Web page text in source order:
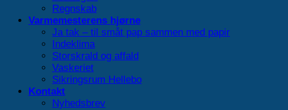
Regnskab
Varmemesterens hjørne
Ja tak – til småt pap sammen med papir
Indeklima
Storskrald og affald
Vaskeriet
Sikringsrum Hellebo
Kontakt
Nyhedsbrev